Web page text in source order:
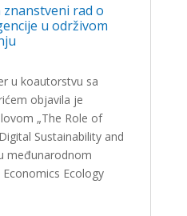
znanstveni rad o
u održivom
u koautorstvu sa
objavila je
„The Role of
Sustainability and
međunarodnom
Ecology